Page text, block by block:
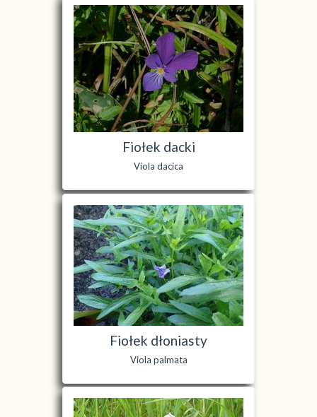
Fiołek dacki
Viola dacica
Fiołek dłoniasty
Viola palmata